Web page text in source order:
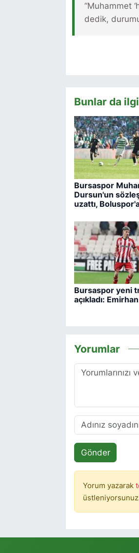
“Muhammet
dedik,
Bunlar da
Bursaspor
Dursun'un
uzattı,
Bursaspor yeni
açıkladı:
Yorumlar
Gönder
Yorum yazarak